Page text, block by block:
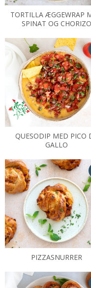
TORTILLA ÆGGEWRAP
SPINAT OG CHORIZO
QUESODIP MED PICO
GALLO
PIZZASNURRER